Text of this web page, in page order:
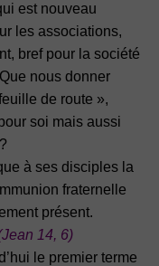
est nouveau
les associations,
bref pour la société
nous donner
de route »,
soi mais aussi
à ses disciples la
fraternelle
présent.
14, 6)
le premier terme